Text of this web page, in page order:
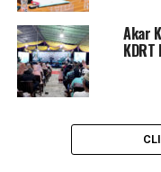
“Tak ada yang
KKIG, “Ito Nga’amila
..,”
sudah tinggal di
dijaga ..,”
Akar